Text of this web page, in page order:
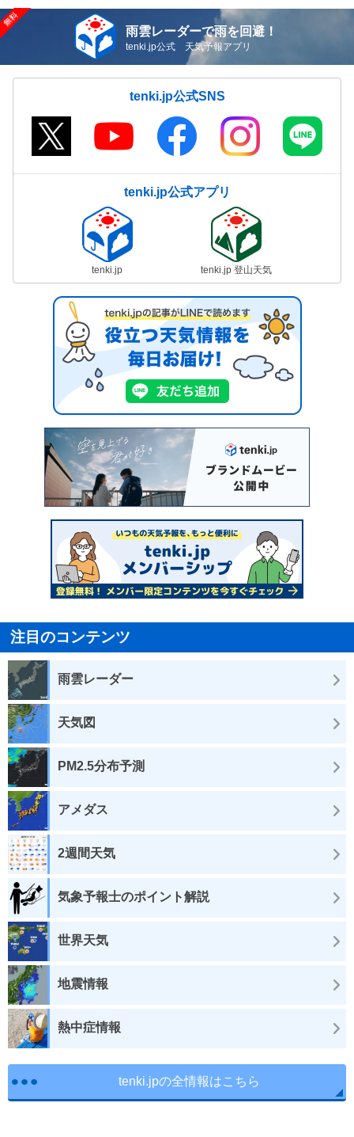
雨雲レーダーで雨を回避！
tenki.jp公式 天気予報アプリ
tenki.jp公式SNS
tenki.jp公式アプリ
tenki.jp tenki.jp 登山天気
注目のコンテンツ
雨雲レーダー
天気図
PM2.5分布予測
アメダス
2週間天気
気象予報士のポイント解説
世界天気
地震情報
熱中症情報
tenki.jpの全情報はこちら